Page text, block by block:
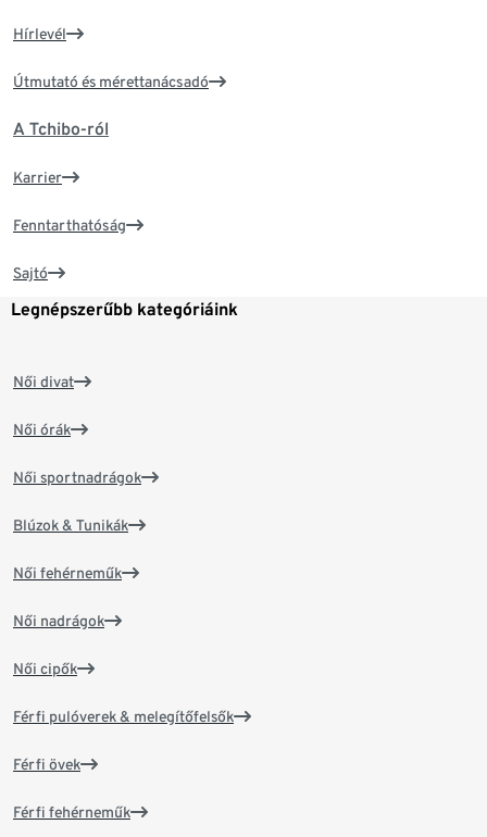
Hírlevél
Útmutató és mérettanácsadó
A Tchibo-ról
Karrier
Fenntarthatóság
Sajtó
Legnépszerűbb kategóriáink
Női divat
Női órák
Női sportnadrágok
Blúzok & Tunikák
Női fehérneműk
Női nadrágok
Női cipők
Férfi pulóverek & melegítőfelsők
Férfi övek
Férfi fehérneműk